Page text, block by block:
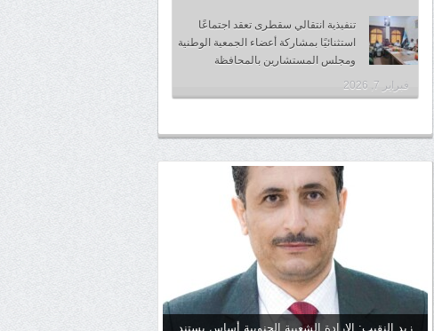
تنفيذية انتقالي سقطرى تعقد اجتماعًا
استثنائيًا بمشاركة أعضاء الجمعية الوطنية
ومجلس المستشارين بالمحافظة
فبراير 7, 2026
زيد النقيب: الإرادة الشعبية الجنوبية أساس يستند